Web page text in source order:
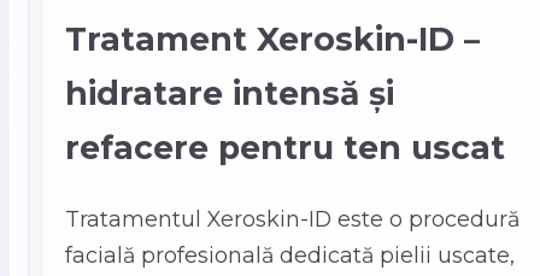
Tratament Xeroskin-ID –
hidratare intensă și
refacere pentru ten uscat
Tratamentul Xeroskin-ID este o procedură
facială profesională dedicată pielii uscate,